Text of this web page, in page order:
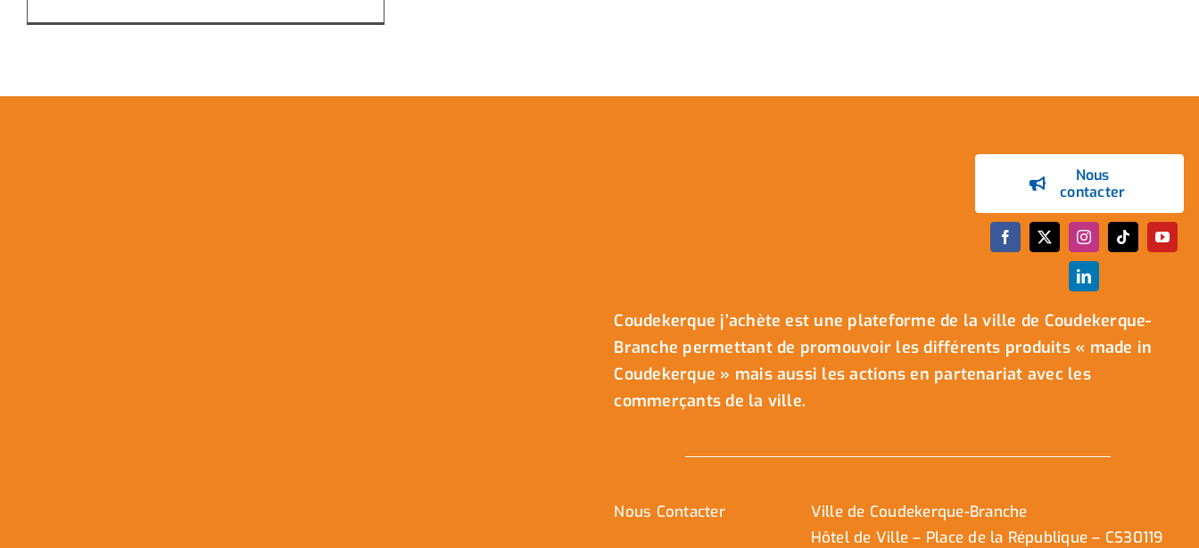
Nous
contacter
Coudekerque j’achète est une plateforme de la ville de Coudekerque-
Branche permettant de promouvoir les différents produits « made in
Coudekerque » mais aussi les actions en partenariat avec les
commerçants de la ville.
Nous Contacter
Ville de Coudekerque-Branche
Hôtel de Ville – Place de la République – CS30119